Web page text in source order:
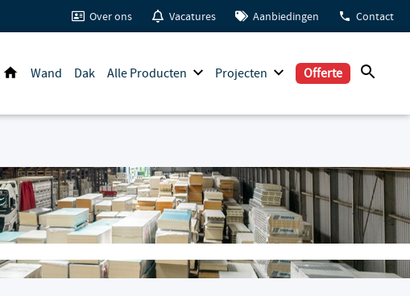
Over ons Vacatures Aanbiedingen Contact
Home
Wand Dak Alle Producten Projecten Offerte